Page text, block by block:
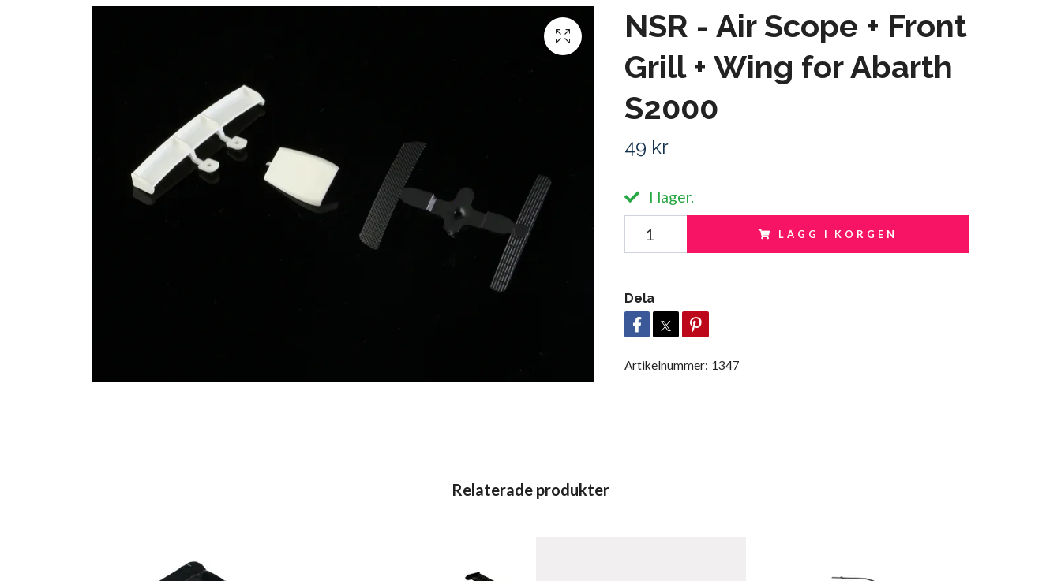
NSR - Air Scope + Front
Grill + Wing for Abarth
S2000
49 kr
I lager.
LÄGG I KORGEN
Dela
Artikelnummer: 1347